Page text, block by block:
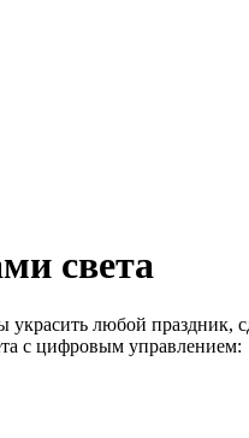
света
любой праздник,
с цифровым управлением: